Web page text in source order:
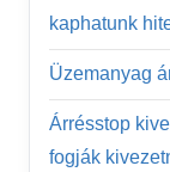
kaphatunk
Üzemanyag
Árrésstop
fogják